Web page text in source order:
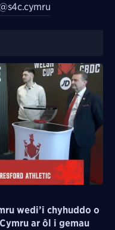
wedi’i chyhuddo o
ar ôl i gemau